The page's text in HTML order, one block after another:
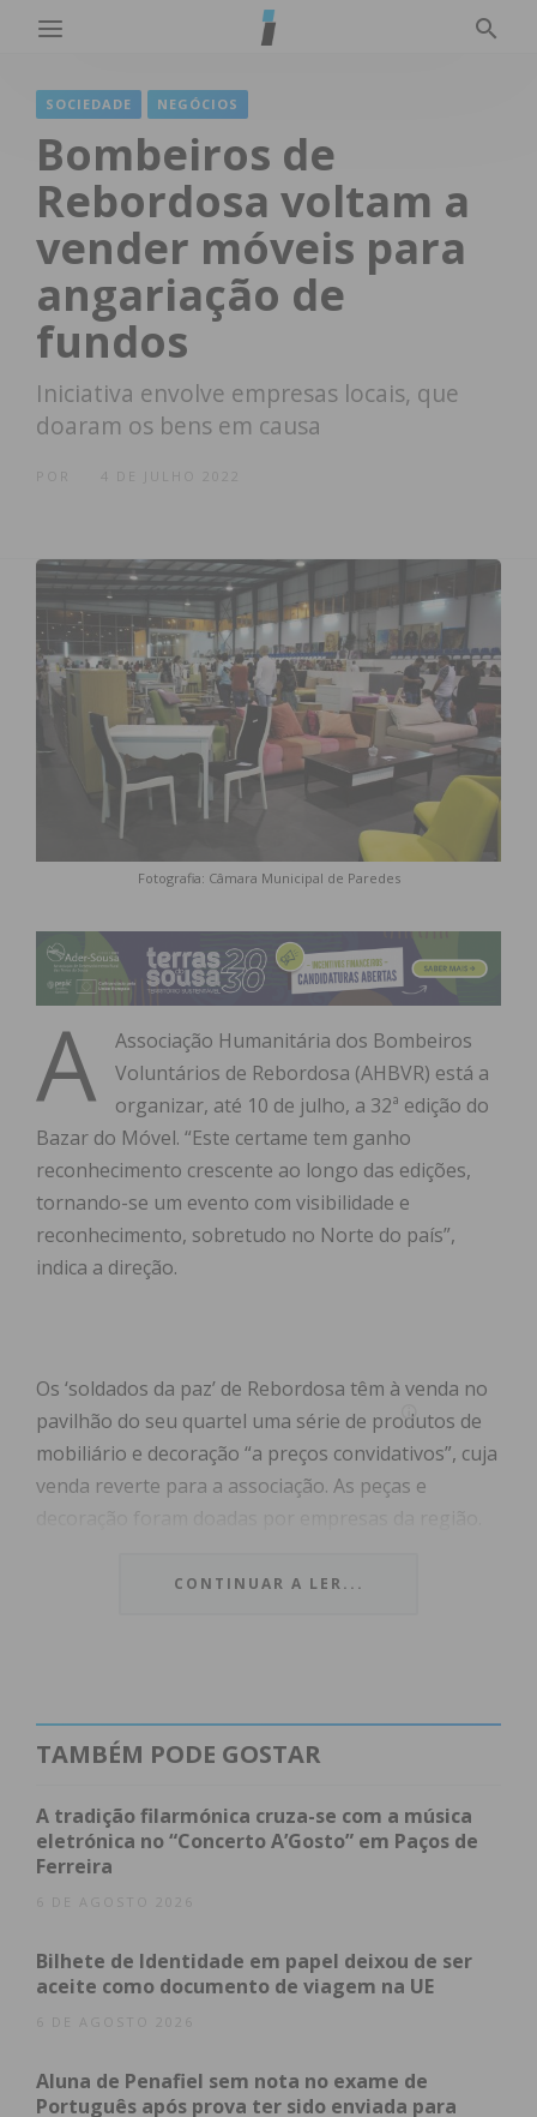
SOCIEDADE NEGÓCIOS
Bombeiros de
Rebordosa voltam a
vender móveis para
angariação de
fundos
Iniciativa envolve empresas locais, que
doaram os bens em causa
4 DE JULHO 2022
Fotografia: Câmara Municipal de Paredes
A
Associação Humanitária dos Bombeiros
Voluntários de Rebordosa (AHBVR) está a
organizar, até 10 de julho, a 32ª edição do
Bazar do Móvel. “Este certame tem ganho
reconhecimento crescente ao longo das edições,
tornando-se um evento com visibilidade e
reconhecimento, sobretudo no Norte do país”,
indica a direção.
Os ‘soldados da paz’ de Rebordosa têm à venda no
pavilhão do seu quartel uma série de produtos de
mobiliário e decoração “a preços convidativos”, cuja
venda reverte para a associação. As peças e
“De grande magnitude para a associação, o Bazar
região e a temática do bazar”, esclarece a
Segundo a associação humanitária, o objetivo é
angariar fundos para permitir “o avanço da
qualidade do serviço prestado, a possibilidade de
aquisição de materiais de formação, de socorro e
Imediato
CONTINUAR A LER...
TAMBÉM PODE GOSTAR
A tradição filarmónica cruza-se com a música
eletrónica no “Concerto A’Gosto” em Paços de
Ferreira
6 DE AGOSTO 2026
Bilhete de Identidade em papel deixou de ser
aceite como documento de viagem na UE
6 DE AGOSTO 2026
Aluna de Penafiel sem nota no exame de
Português após prova ter sido enviada para